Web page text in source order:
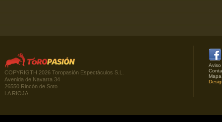
COPYRIGTH 2026 Toropasión Espectáculos S.L.
Avenida de Navarra 34
26550 Rincón de Soto
LA RIOJA